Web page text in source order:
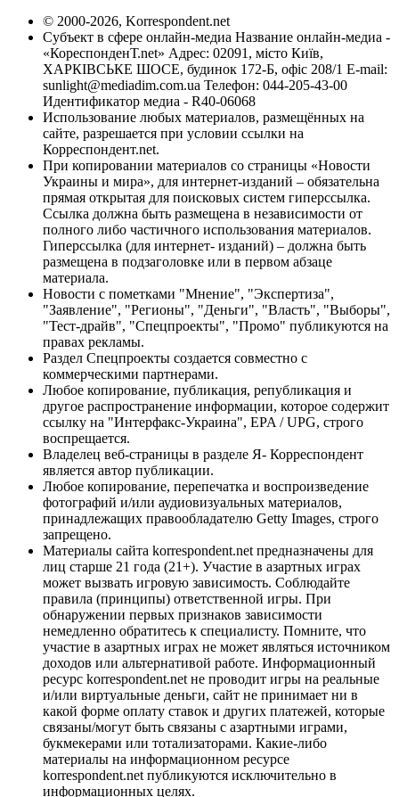
© 2000-2026, Korrespondent.net
Субъект в сфере онлайн-медиа Название онлайн-медиа -
«КореспонденТ.net» Адрес: 02091, місто Київ,
ХАРКІВСЬКЕ ШОСЕ, будинок 172-Б, офіс 208/1 E-mail:
sunlight@mediadim.com.ua Телефон: 044-205-43-00
Идентификатор медиа - R40-06068
Использование любых материалов, размещённых на
сайте, разрешается при условии ссылки на
Корреспондент.net.
При копировании материалов со страницы «Новости
Украины и мира», для интернет-изданий – обязательна
прямая открытая для поисковых систем гиперссылка.
Ссылка должна быть размещена в независимости от
полного либо частичного использования материалов.
Гиперссылка (для интернет- изданий) – должна быть
размещена в подзаголовке или в первом абзаце
материала.
Новости с пометками "Мнение", "Экспертиза",
"Заявление", "Регионы", "Деньги", "Власть", "Выборы",
"Тест-драйв", "Спецпроекты", "Промо" публикуются на
правах рекламы.
Раздел Спецпроекты создается совместно с
коммерческими партнерами.
Любое копирование, публикация, републикация и
другое распространение информации, которое содержит
ссылку на "Интерфакс-Украина", EPA / UPG, строго
воспрещается.
Владелец веб-страницы в разделе Я- Корреспондент
является автор публикации.
Любое копирование, перепечатка и воспроизведение
фотографий и/или аудиовизуальных материалов,
принадлежащих правообладателю Getty Images, строго
запрещено.
Материалы сайта korrespondent.net предназначены для
лиц старше 21 года (21+). Участие в азартных играх
может вызвать игровую зависимость. Соблюдайте
правила (принципы) ответственной игры. При
обнаружении первых признаков зависимости
немедленно обратитесь к специалисту. Помните, что
участие в азартных играх не может являться источником
доходов или альтернативой работе. Информационный
ресурс korrespondent.net не проводит игры на реальные
и/или виртуальные деньги, сайт не принимает ни в
какой форме оплату ставок и других платежей, которые
связаны/могут быть связаны с азартными играми,
букмекерами или тотализаторами. Какие-либо
материалы на информационном ресурсе
korrespondent.net публикуются исключительно в
информационных целях.